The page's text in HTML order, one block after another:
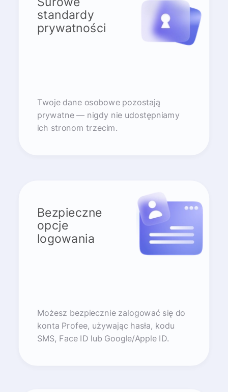
standardy
prywatności
Twoje dane osobowe pozostają
prywatne — nigdy nie udostępniamy
ich stronom trzecim.
Bezpieczne
opcje
logowania
Możesz bezpiecznie zalogować się do
konta Profee, używając hasła, kodu
SMS, Face ID lub Google/Apple ID.